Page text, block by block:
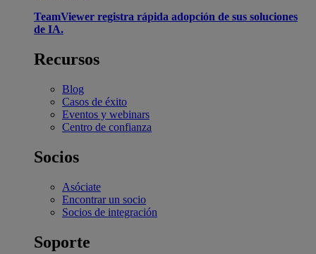
TeamViewer registra rápida adopción de sus soluciones
de IA.
Recursos
Blog
Casos de éxito
Eventos y webinars
Centro de confianza
Socios
Asóciate
Encontrar un socio
Socios de integración
Soporte